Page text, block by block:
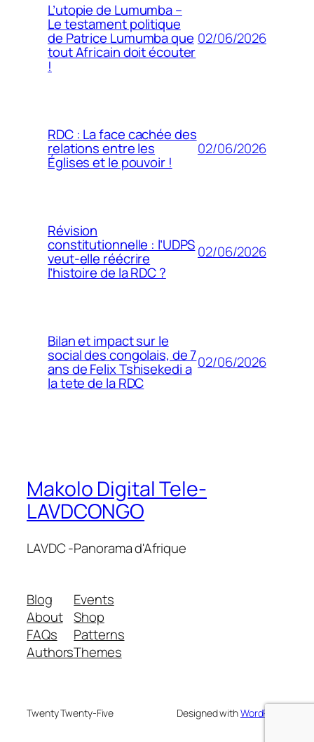
L’utopie de Lumumba –
Le testament politique
de Patrice Lumumba que
tout Africain doit écouter
!
02/06/2026
RDC : La face cachée des
relations entre les
Églises et le pouvoir !
02/06/2026
Révision
constitutionnelle : l’UDPS
veut-elle réécrire
l’histoire de la RDC ?
02/06/2026
Bilan et impact sur le
social des congolais, de 7
ans de Felix Tshisekedi a
la tete de la RDC
02/06/2026
Makolo Digital Tele-
LAVDCONGO
LAVDC -Panorama d'Afrique
Blog
About
FAQs
Authors
Events
Shop
Patterns
Themes
Twenty Twenty-Five Designed withWordPress